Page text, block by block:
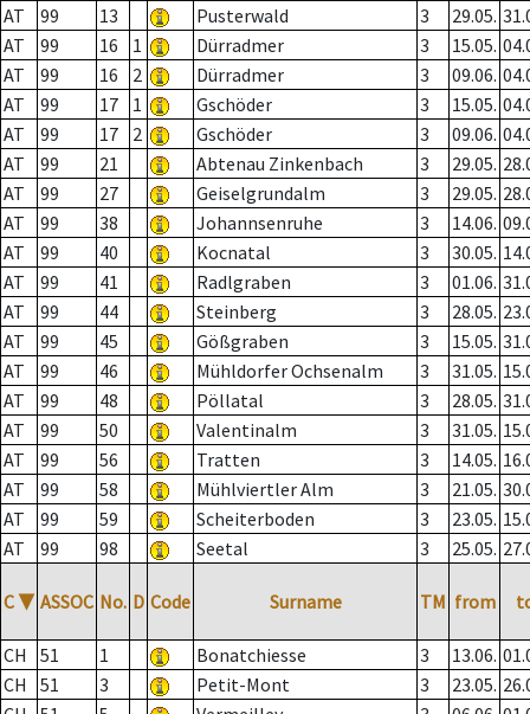
AT
99 13 Pusterwald 3 29.05.
AT
99 16 1 Dürradmer 3 15.05.
AT
99 16 2 Dürradmer 3 09.06.
AT
99 17 1 Gschöder 3 15.05.
AT
99 17 2 Gschöder 3 09.06.
AT
99 21 Abtenau Zinkenbach 3 29.05.
AT
99 27 Geiselgrundalm 3 29.05.
AT
99 38 Johannsenruhe 3 14.06.
AT
99 40 Kocnatal 3 30.05.
AT
99 41 Radlgraben 3 01.06.
AT
99 44 Steinberg 3 28.05.
AT
99 45 Gößgraben 3 15.05.
AT
99 46 Mühldorfer Ochsenalm 3 31.05.
AT
99 48 Pöllatal 3 28.05.
AT
99 50 Valentinalm 3 31.05.
AT
99 56 Tratten 3 14.05.
AT
99 58 Mühlviertler Alm 3 21.05.
AT
99 59 Scheiterboden 3 23.05.
AT
99 98 Seetal 3 25.05.
C ▼ ASSOC No. D Code Surname TM from
CH 51 1 Bonatchiesse 3 13.06.
CH
51 3 Petit-Mont 3 23.05.